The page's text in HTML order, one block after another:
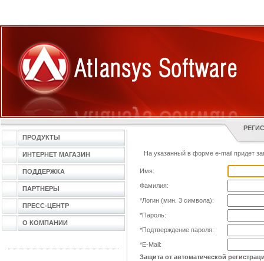
ПРОДУКТЫ
ИНТЕРНЕТ МАГАЗИН
ПОДДЕРЖКА
ПАРТНЕРЫ
ПРЕСС-ЦЕНТР
О КОМПАНИИ
На указанный в форме e-mail придет
Имя:
Фамилия:
*Логин (мин. 3 символа):
*Пароль:
*Подтверждение пароля:
*E-Mail:
Защита от автоматической